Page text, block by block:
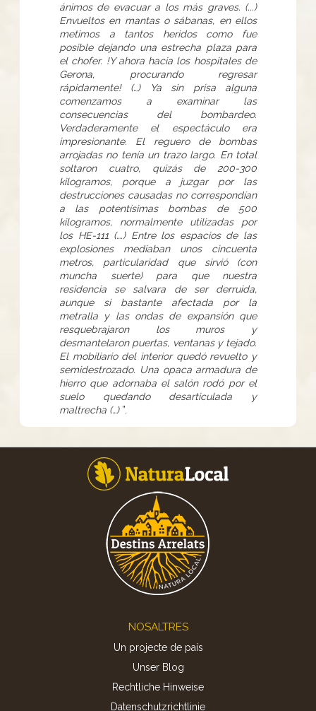
ánimos de evacuar a los más graves. (...)
Envueltos en mantas o sábanas, en ellos
metimos a tantos heridos como fue
posible dejando una estrecha plaza para
el chofer. !Y ahora hacia los hospitales de
Gerona, procurando regresar
rápidamente! (…) Ya sin prisa alguna
comenzamos a examinar las
consecuencias del bombardeo.
Verdaderamente el espectáculo era
impresionante. El reguero de bombas
arrojadas no tenía un trazo largo. En total
soltaron cuatro, quizás de 200-300
kilogramos, porque a juzgar por las
destrucciones causadas no correspondían
a las potentísimas bombas de 500
kilogramos, normalmente utilizadas por
los HE-111 (….) Entre los espacios de las
explosiones mediaban unos cincuenta
metros, particularidad que sirvió (con
muncha suerte) para que nuestra
residencia se salvara de ser derruida,
aunque si bastante afectada por la
metralla y las ondas de expansión que
resquebrajaron los muros y
desmantelaron puertas, ventanas y tejado.
El mobiliario del interior quedó revuelto y
semidestrozado. Una opaca armadura de
hierro que adornaba el salón rodó por el
suelo quedando desarticulada y
maltrecha (…)”.
NOSALTRES
Un projecte de país
Unser Blog
Rechtliche Hinweise
Datenschutzrichtlinie